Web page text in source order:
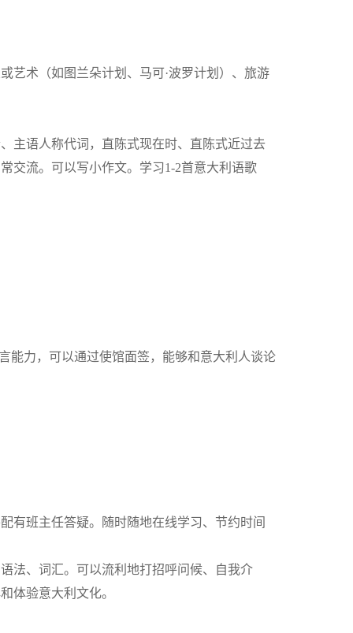
艺术（如图兰朵计划、马可·波罗计划）、旅游
主语人称代词，直陈式现在时、直陈式近过去
交流。可以写小作文。学习1-2首意大利语歌
能力，可以通过使馆面签，能够和意大利人谈论
有班主任答疑。随时随地在线学习、节约时间
法、词汇。可以流利地打招呼问候、自我介
体验意大利文化。